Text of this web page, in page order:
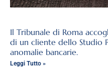
Il Tribunale di Roma
di un cliente dello Studio
anomalie bancarie.
Leggi Tutto »